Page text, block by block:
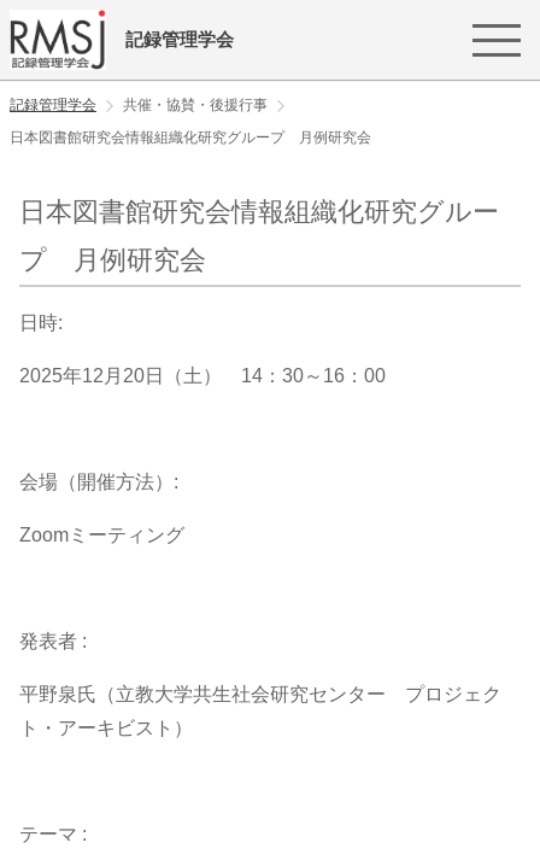
記録管理学会
記録管理学会
共催・協賛・後援行事
日本図書館研究会情報組織化研究グループ 月例研究会
日本図書館研究会情報組織化研究グルー
プ 月例研究会
日時:
2025年12月20日（土） 14：30～16：00
会場（開催方法）:
Zoomミーティング
発表者 :
平野泉氏（立教大学共生社会研究センター プロジェク
ト・アーキビスト）
テーマ :